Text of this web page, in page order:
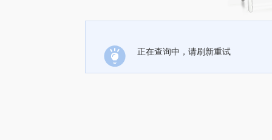
正在查询中，请刷新重试